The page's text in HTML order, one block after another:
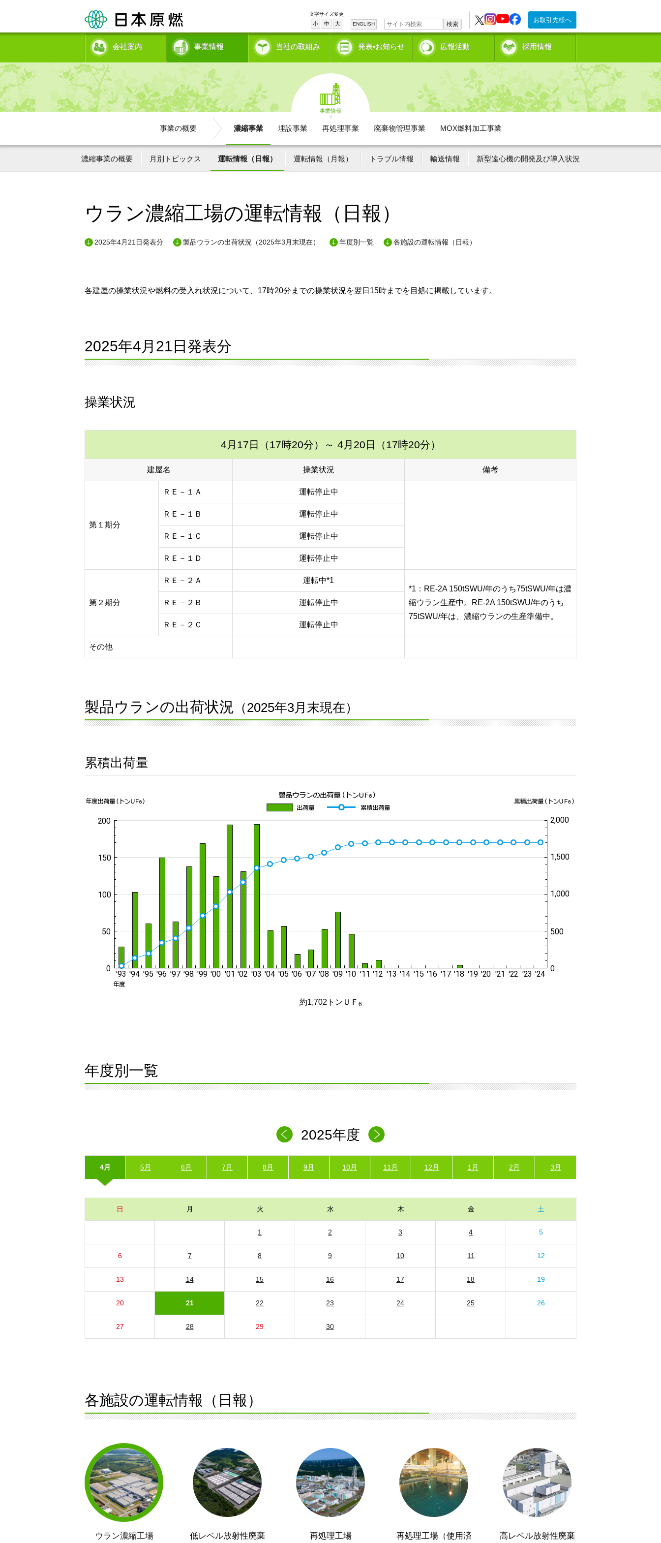
お取引先様へ
検索
文字サイズ変更
小 中 大 ENGLISH
会社案内 事業情報 当社の取組み 発表•お知らせ 広報活動 採用情報
事業情報
事業の概要 濃縮事業 埋設事業 再処理事業 廃棄物管理事業 MOX燃料加工事業
濃縮事業の概要 月別トピックス 運転情報（日報） 運転情報（月報） トラブル情報 輸送情報 新型遠心機の開発及び導入状況
ウラン濃縮工場の運転情報（日報）
2025年4月21日発表分 製品ウランの出荷状況（2025年3月末現在） 年度別一覧 各施設の運転情報（日報）
各建屋の操業状況や燃料の受入れ状況について、17時20分までの操業状況を翌日15時までを目処に掲載しています。
2025年4月21日発表分
操業状況
4月17日（17時20分） ～ 4月20日（17時20分）
建屋名 操業状況 備考
第１期分
ＲＥ－１Ａ 運転停止中
ＲＥ－１Ｂ 運転停止中
ＲＥ－１Ｃ 運転停止中
ＲＥ－１Ｄ 運転停止中
第２期分
ＲＥ－２Ａ
運転中*1
*1：RE-2A 150tSWU/年のうち75tSWU/年は濃
縮ウラン生産中。RE-2A 150tSWU/年のうち
75tSWU/年は、濃縮ウランの生産準備中。
ＲＥ－２Ｂ 運転停止中
ＲＥ－２Ｃ 運転停止中
その他
製品ウランの出荷状況 （2025年3月末現在）
累積出荷量
約1,702トンＵＦ 6
年度別一覧
2025年度
4月 5月 6月 7月 8月 9月 10月 11月 12月 1月 2月 3月
日 月 火 水 木 金 土
1 2 3 4 5
6 7 8 9 10 11 12
13 14 15 16 17 18 19
20 21 22 23 24 25 26
27 28 29 30
各施設の運転情報（日報）
ウラン濃縮工場 低レベル放射性廃棄 再処理工場 再処理工場（使用済 高レベル放射性廃棄